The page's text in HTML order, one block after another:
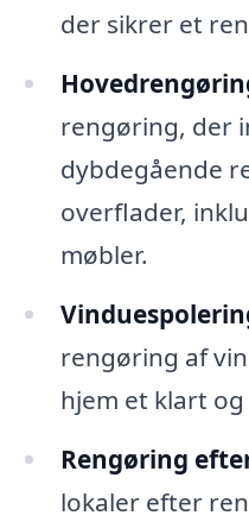
der sikrer et
rengøring, der
dybdegående
overflader,
møbler.
rengøring af
hjem et klart
Rengøring
lokaler efter